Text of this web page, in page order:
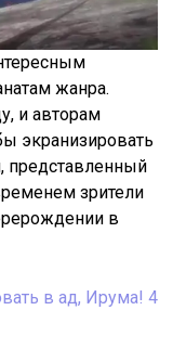
жанра.
и авторам
экранизировать
представленный
зрители
в
в ад, Ирума! 4